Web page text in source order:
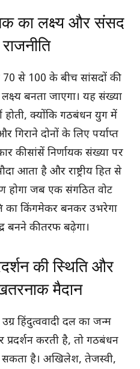
का लक्ष्य और संसद
से 100 के बीच सांसदों की
बनता जाएगा। यह संख्या
होती, क्योंकि गठबंधन युग में
दोनों के लिए पर्याप्त
की सांसें निर्णायक संख्या पर
आता है और राष्ट्रीय हित से
होगा जब एक संगठित वोट
का किंगमेकर बनकर उभरेगा
बनने की तरफ बढ़ेगा।
की स्थिति और
मैदान
हिंदुत्ववादी दल का जन्म
करती है, तो गठबंधन
है। अखिलेश, तेजस्वी,